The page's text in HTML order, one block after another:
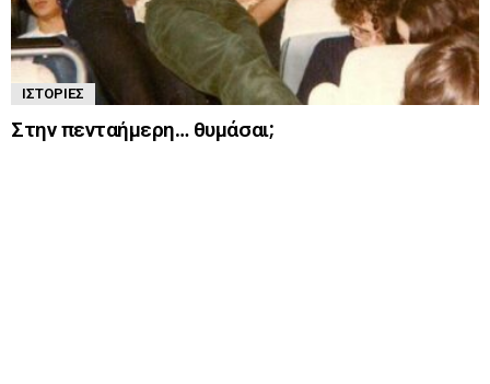
ΙΣΤΟΡΊΕΣ
Στην πενταήμερη… θυμάσαι;